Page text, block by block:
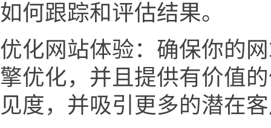
如何跟踪和评估结果。
优化网站体验：确保你的
擎优化，并且提供有价值
见度，并吸引更多的潜在